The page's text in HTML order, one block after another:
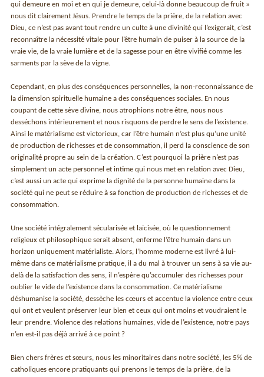
qui demeure en moi et en qui je demeure, celui-là donne beaucoup de fruit »
nous dit clairement Jésus. Prendre le temps de la prière, de la relation avec
Dieu, ce n’est pas avant tout rendre un culte à une divinité qui l’exigerait, c’est
reconnaître la nécessité vitale pour l’être humain de puiser à la source de la
vraie vie, de la vraie lumière et de la sagesse pour en être vivifié comme les
sarments par la sève de la vigne.
Cependant, en plus des conséquences personnelles, la non-reconnaissance de
la dimension spirituelle humaine a des conséquences sociales. En nous
coupant de cette sève divine, nous atrophions notre être, nous nous
desséchons intérieurement et nous risquons de perdre le sens de l’existence.
Ainsi le matérialisme est victorieux, car l’être humain n’est plus qu’une unité
de production de richesses et de consommation, il perd la conscience de son
originalité propre au sein de la création. C’est pourquoi la prière n’est pas
simplement un acte personnel et intime qui nous met en relation avec Dieu,
c’est aussi un acte qui exprime la dignité de la personne humaine dans la
société qui ne peut se réduire à sa fonction de production de richesses et de
consommation.
Une société intégralement sécularisée et laïcisée, où le questionnement
religieux et philosophique serait absent, enferme l’être humain dans un
horizon uniquement matérialiste. Alors, l’homme moderne est livré à lui-
même dans ce matérialisme pratique, il a du mal à trouver un sens à sa vie au-
delà de la satisfaction des sens, il n’espère qu’accumuler des richesses pour
oublier le vide de l’existence dans la consommation. Ce matérialisme
déshumanise la société, dessèche les cœurs et accentue la violence entre ceux
qui ont et veulent préserver leur bien et ceux qui ont moins et voudraient le
leur prendre. Violence des relations humaines, vide de l’existence, notre pays
n’en est-il pas déjà arrivé à ce point ?
Bien chers frères et sœurs, nous les minoritaires dans notre société, les 5% de
catholiques encore pratiquants qui prenons le temps de la prière, de la